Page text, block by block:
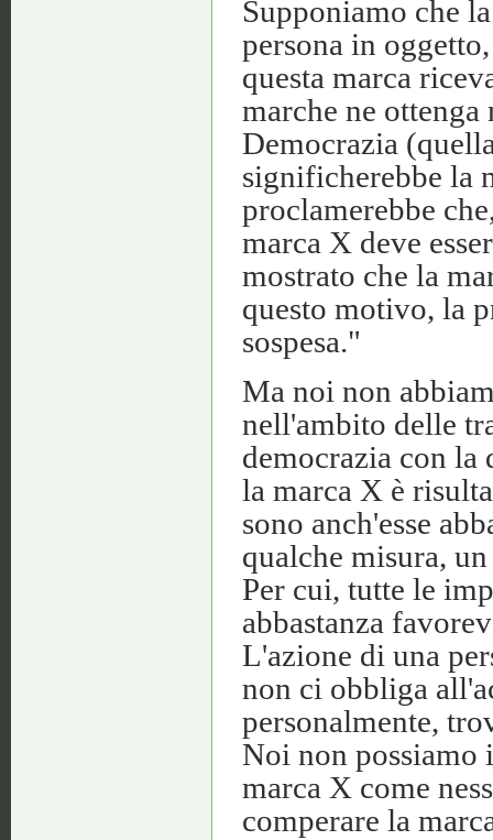
Supponiamo che
persona in
questa marca
marche ne
Democrazia
significherebbe la
proclamerebbe
marca X deve
mostrato che la
questo motivo, la
sospesa."
Ma noi non
nell'ambito delle
democrazia con la
la marca X è
sono anch'esse
qualche misura,
Per cui, tutte le
abbastanza
L'azione di una
non ci obbliga
personalmente,
Noi non possiamo
marca X come
comperare la